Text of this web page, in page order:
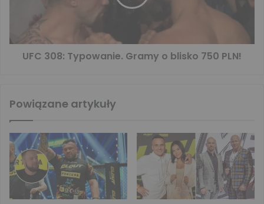
UFC 308: Typowanie. Gramy o blisko 750 PLN!
Powiązane artykuły